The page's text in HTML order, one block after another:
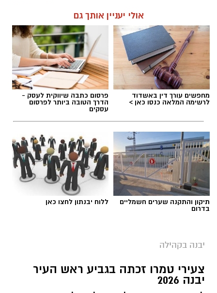
אולי יעניין אותך גם
מחפשים עורך דין באשדוד
לרשימה המלאה כנסו כאן >
פרסום כתבה שיווקית לעסק -
הדרך הטובה ביותר לפרסום
עסקים
תיקון והתקנה שערים חשמליים
בדרום
ללוח יבנתון לחצו כאן
יבנה בקהילה
צעירי טמרו זכתה בגביע ראש העיר
יבנה 2026